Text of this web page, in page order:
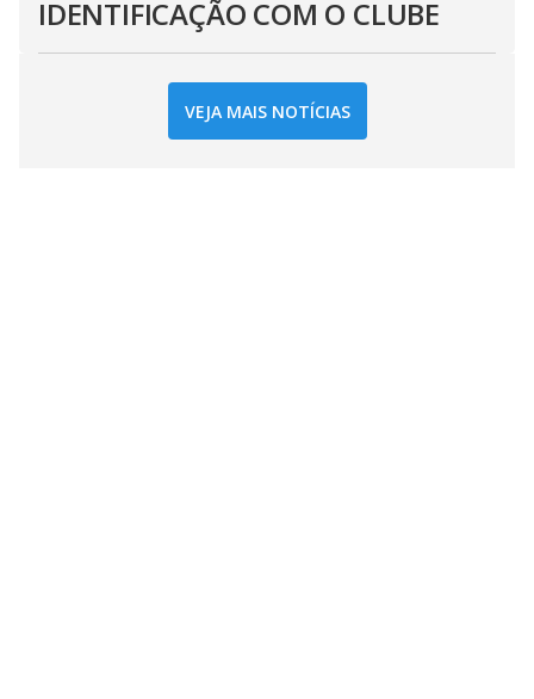
IDENTIFICAÇÃO COM O CLUBE
VEJA MAIS NOTÍCIAS